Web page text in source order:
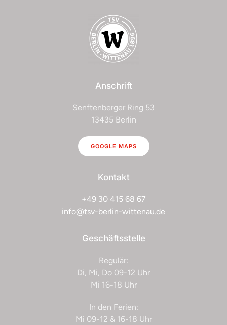
Tretroller fahren
Wassergymnastik
Anschrift
Senftenberger Ring 53
13435 Berlin
GOOGLE MAPS
Kontakt
+49 30 415 68 67
info@tsv-berlin-wittenau.de
Geschäftsstelle
Regulär:
Di, Mi, Do 09-12 Uhr
Mi 16-18 Uhr
In den Ferien:
Mi 09-12 & 16-18 Uhr